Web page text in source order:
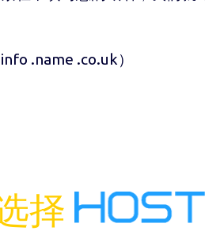
.name .co.uk）
择